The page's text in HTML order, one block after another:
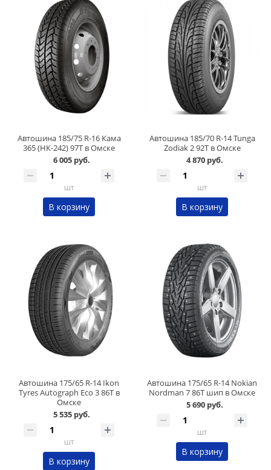
Автошина 185/75 R-16 Кама
365 (НК-242) 97T в Омске
6 005 руб.
шт
В корзину
Автошина 185/70 R-14 Tunga
Zodiak 2 92T в Омске
4 870 руб.
шт
В корзину
Автошина 175/65 R-14 Ikon
Tyres Autograph Eco 3 86T в
Омске
5 535 руб.
шт
В корзину
Автошина 175/65 R-14 Nokian
Nordman 7 86Т шип в Омске
5 690 руб.
шт
В корзину